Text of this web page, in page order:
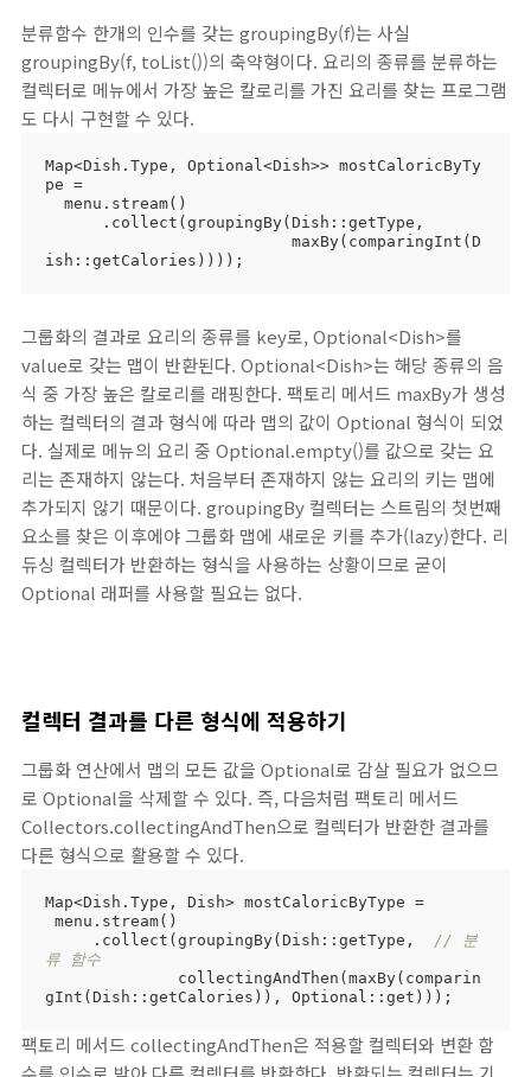
분류함수 한개의 인수를 갖는 groupingBy(f)는 사실
groupingBy(f, toList())의 축약형이다. 요리의 종류를 분류하는
컬렉터로 메뉴에서 가장 높은 칼로리를 가진 요리를 찾는 프로그램
도 다시 구현할 수 있다.
Map<Dish.Type, Optional<Dish>> mostCaloricByTy
pe =
ish::getCalories))));
그룹화의 결과로 요리의 종류를 key로, Optional<Dish>를
value로 갖는 맵이 반환된다. Optional<Dish>는 해당 종류의 음
식 중 가장 높은 칼로리를 래핑한다. 팩토리 메서드 maxBy가 생성
하는 컬렉터의 결과 형식에 따라 맵의 값이 Optional 형식이 되었
다. 실제로 메뉴의 요리 중 Optional.empty()를 값으로 갖는 요
리는 존재하지 않는다. 처음부터 존재하지 않는 요리의 키는 맵에
추가되지 않기 때문이다. groupingBy 컬렉터는 스트림의 첫번째
요소를 찾은 이후에야 그룹화 맵에 새로운 키를 추가(lazy)한다. 리
듀싱 컬렉터가 반환하는 형식을 사용하는 상황이므로 굳이
Optional 래퍼를 사용할 필요는 없다.
컬렉터 결과를 다른 형식에 적용하기
그룹화 연산에서 맵의 모든 값을 Optional로 감살 필요가 없으므
로 Optional을 삭제할 수 있다. 즉, 다음처럼 팩토리 메서드
Collectors.collectingAndThen으로 컬렉터가 반환한 결과를
다른 형식으로 활용할 수 있다.
Map<Dish.Type, Dish> mostCaloricByType =
     .collect(groupingBy(Dish::getType,
// 분
류 함수
gInt(Dish::getCalories)), Optional::get)));
팩토리 메서드 collectingAndThen은 적용할 컬렉터와 변환 함